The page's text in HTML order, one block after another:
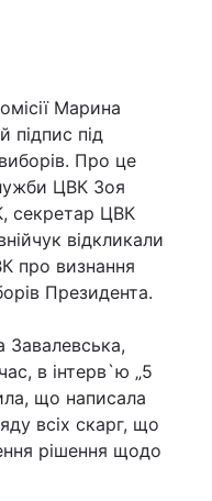
Марина
підпис під
Про це
ЦВК Зоя
секретар ЦВК
відкликали
про визнання
Президента.
Завалевська,
в інтерв`ю „5
що написала
всіх скарг, що
рішення щодо